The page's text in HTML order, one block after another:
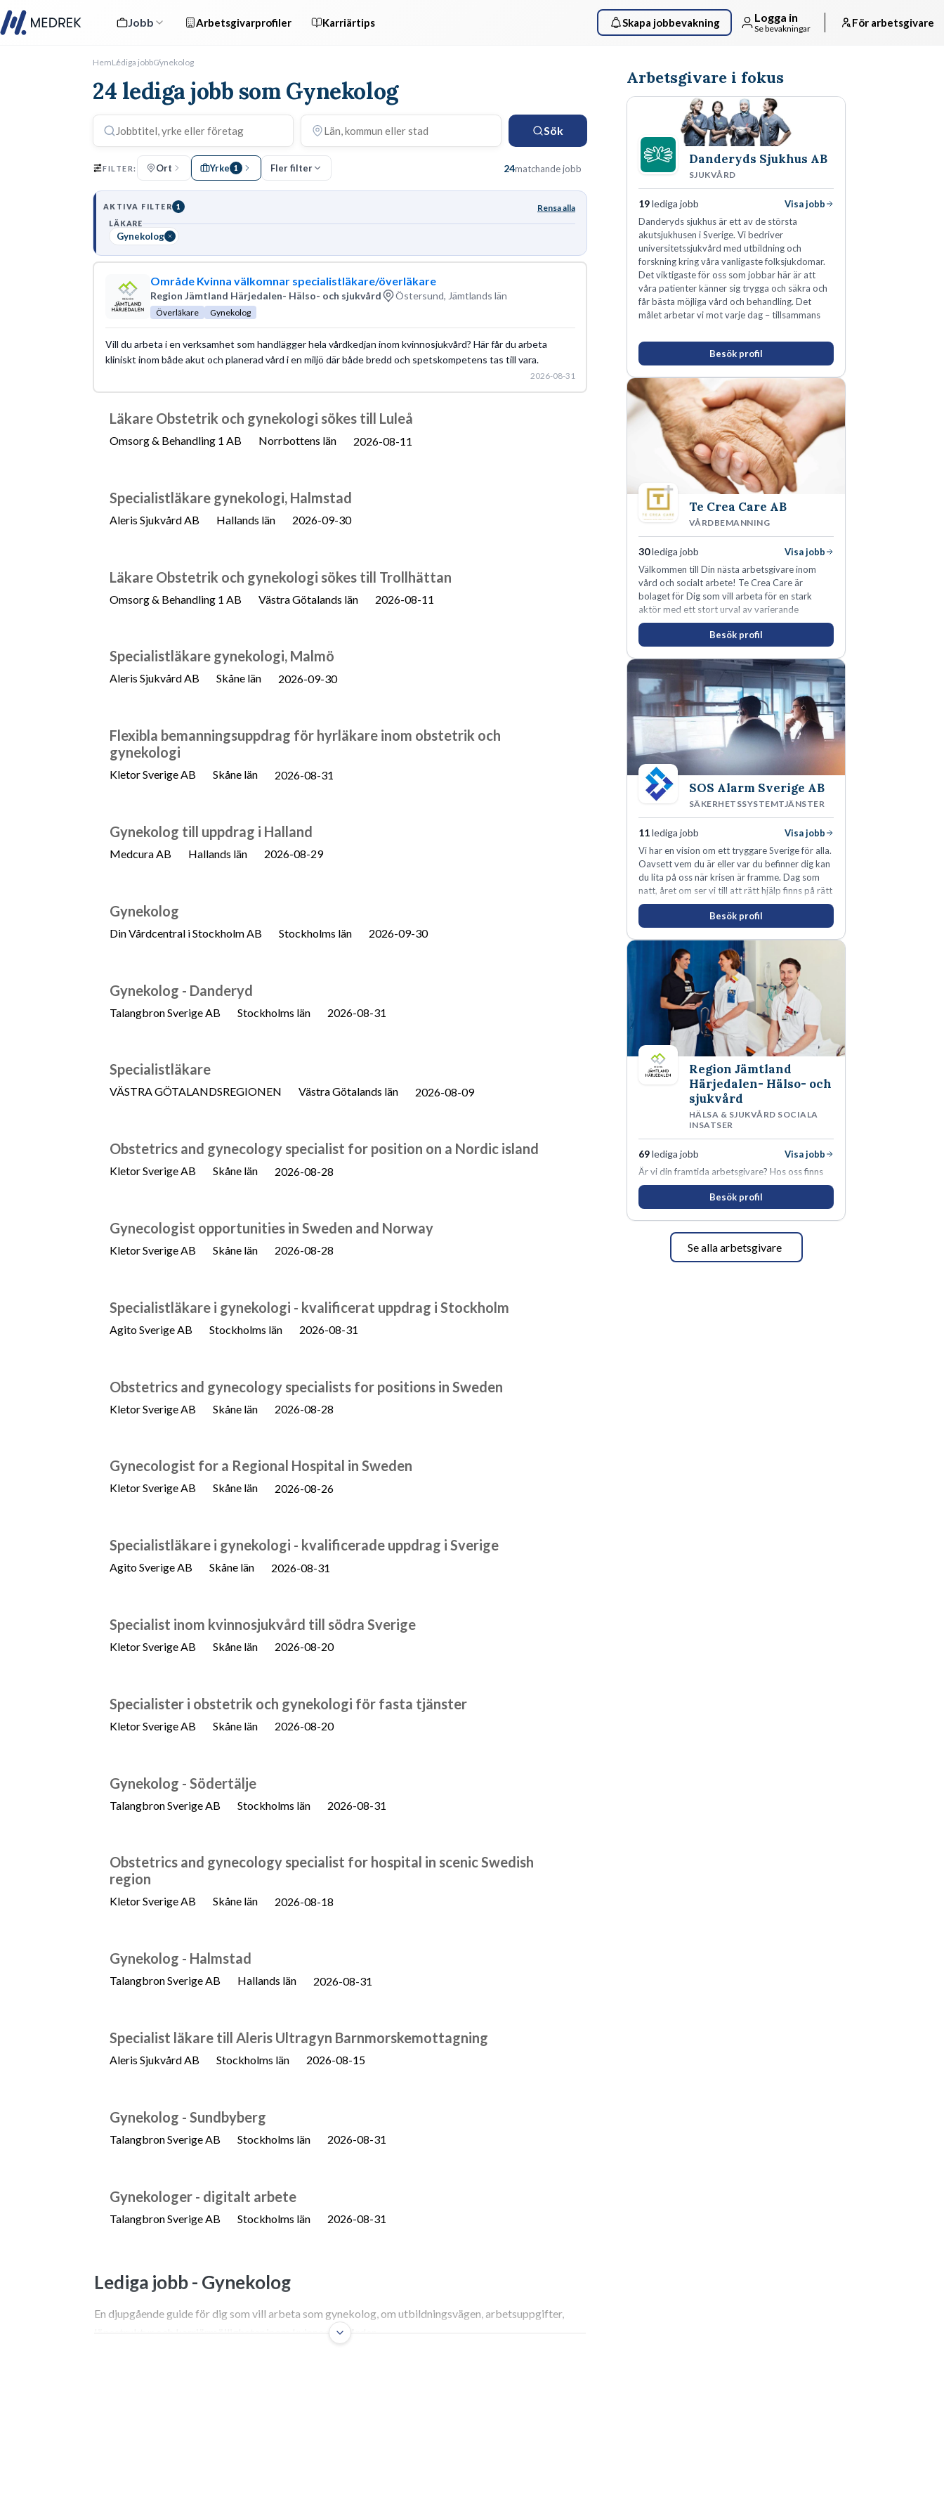
Jobb Arbetsgivarprofiler Karriärtips Skapa jobbevakning Logga in
Se bevakningar För arbetsgivare
HemLediga jobbGynekolog
24 lediga jobb som Gynekolog
Sök
FILTER: Ort Yrke 1 Fler filter 24matchande jobb
AKTIVA FILTER 1 Rensa alla
LÄKARE
Gynekolog
Område Kvinna välkomnar specialistläkare/överläkare
Region Jämtland Härjedalen- Hälso- och sjukvård Östersund, Jämtlands län
Överläkare Gynekolog
Vill du arbeta i en verksamhet som handlägger hela vårdkedjan inom kvinnosjukvård? Här får du arbeta
kliniskt inom både akut och planerad vård i en miljö där både bredd och spetskompetens tas till vara.
2026-08-31
Läkare Obstetrik och gynekologi sökes till Luleå
Omsorg & Behandling 1 AB Norrbottens län 2026-08-11
Specialistläkare gynekologi, Halmstad
Aleris Sjukvård AB Hallands län 2026-09-30
Läkare Obstetrik och gynekologi sökes till Trollhättan
Omsorg & Behandling 1 AB Västra Götalands län 2026-08-11
Specialistläkare gynekologi, Malmö
Aleris Sjukvård AB Skåne län 2026-09-30
Flexibla bemanningsuppdrag för hyrläkare inom obstetrik och
gynekologi
Kletor Sverige AB Skåne län 2026-08-31
Gynekolog till uppdrag i Halland
Medcura AB Hallands län 2026-08-29
Gynekolog
Din Vårdcentral i Stockholm AB Stockholms län 2026-09-30
Gynekolog - Danderyd
Talangbron Sverige AB Stockholms län 2026-08-31
Specialistläkare
VÄSTRA GÖTALANDSREGIONEN Västra Götalands län 2026-08-09
Obstetrics and gynecology specialist for position on a Nordic island
Kletor Sverige AB Skåne län 2026-08-28
Gynecologist opportunities in Sweden and Norway
Kletor Sverige AB Skåne län 2026-08-28
Specialistläkare i gynekologi - kvalificerat uppdrag i Stockholm
Agito Sverige AB Stockholms län 2026-08-31
Obstetrics and gynecology specialists for positions in Sweden
Kletor Sverige AB Skåne län 2026-08-28
Gynecologist for a Regional Hospital in Sweden
Kletor Sverige AB Skåne län 2026-08-26
Specialistläkare i gynekologi - kvalificerade uppdrag i Sverige
Agito Sverige AB Skåne län 2026-08-31
Specialist inom kvinnosjukvård till södra Sverige
Kletor Sverige AB Skåne län 2026-08-20
Specialister i obstetrik och gynekologi för fasta tjänster
Kletor Sverige AB Skåne län 2026-08-20
Gynekolog - Södertälje
Talangbron Sverige AB Stockholms län 2026-08-31
Obstetrics and gynecology specialist for hospital in scenic Swedish
region
Kletor Sverige AB Skåne län 2026-08-18
Gynekolog - Halmstad
Talangbron Sverige AB Hallands län 2026-08-31
Specialist läkare till Aleris Ultragyn Barnmorskemottagning
Aleris Sjukvård AB Stockholms län 2026-08-15
Gynekolog - Sundbyberg
Talangbron Sverige AB Stockholms län 2026-08-31
Gynekologer - digitalt arbete
Talangbron Sverige AB Stockholms län 2026-08-31
Lediga jobb - Gynekolog
En djupgående guide för dig som vill arbeta som gynekolog, om utbildningsvägen, arbetsuppgifter,
lönestruktur och karriärmöjligheter inom kvinnosjukvården.
Arbetsgivare i fokus
Danderyds Sjukhus AB
SJUKVÅRD
19lediga jobb
Visa jobb
Danderyds sjukhus är ett av de största
akutsjukhusen i Sverige. Vi bedriver
universitetssjukvård med utbildning och
forskning kring våra vanligaste folksjukdomar.
Det viktigaste för oss som jobbar här är att
våra patienter känner sig trygga och säkra och
får bästa möjliga vård och behandling. Det
målet arbetar vi mot varje dag – tillsammans
Besök profil
Te Crea Care AB
VÅRDBEMANNING
30lediga jobb
Visa jobb
Välkommen till Din nästa arbetsgivare inom
vård och socialt arbete! Te Crea Care är
bolaget för Dig som vill arbeta för en stark
aktör med ett stort urval av varierande
uppdrag i hela Sverige både inom den privata
som offentliga sektorn.Besök profil
SOS Alarm Sverige AB
SÄKERHETSSYSTEMTJÄNSTER
11lediga jobb
Visa jobb
Vi har en vision om ett tryggare Sverige för alla.
Oavsett vem du är eller var du befinner dig kan
du lita på oss när krisen är framme. Dag som
natt, året om ser vi till att rätt hjälp finns på rätt
plats i rätt tid.
Besök profil
Region Jämtland
Härjedalen- Hälso- och
sjukvård
HÄLSA & SJUKVÅRD SOCIALA
INSATSER
69lediga jobb
Visa jobb
Är vi din framtida arbetsgivare? Hos oss finns
engagemang, vilja och hjärta. Här uppmuntras
du alltid till utveckling! Vårt forskningsklimat är
oförskämt bra. Erfarna och engagerande
snabb takt. Här hittar du en av landets mest
spännande arbetsplatser!
Besök profil
Se alla arbetsgivare